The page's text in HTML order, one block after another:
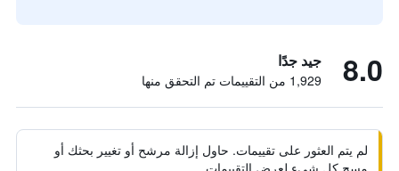
8.0 جيد جدًا
1,929 من التقييمات تم التحقق منها
لم يتم العثور على تقييمات. حاول إزالة مرشح أو تغيير بحثك أو
مسح كل شيء لعرض التقييمات.